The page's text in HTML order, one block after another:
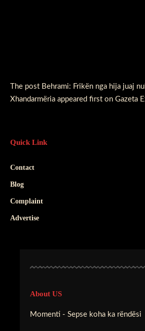
The post Behrami: Frikën nga hija juaj
Xhandarmëria appeared first on Gazeta
Quick Link
Contact
Blog
Complaint
Advertise
About US
Momenti - Sepse koha ka rëndësi